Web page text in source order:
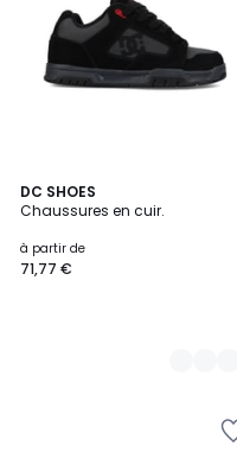
DC SHOES
Chaussures en cuir.
à partir de
71,77 €
6
Couleurs